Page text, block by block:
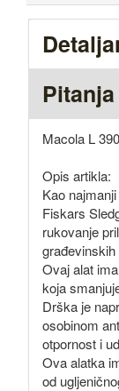
Macola L
Opis artikla:
Kao
Fiskars
rukovanje
građevinskih
Ovaj alat
koja
Drška je
osobinom
otpornost i
Ova alatka
od